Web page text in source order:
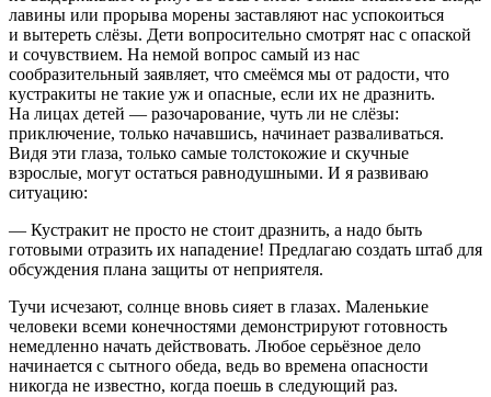
лавины или прорыва морены заставляют нас успокоиться
и вытереть слёзы. Дети вопросительно смотрят нас с опаской
и сочувствием. На немой вопрос самый из нас
сообразительный заявляет, что смеёмся мы от радости, что
кустракиты не такие уж и опасные, если их не дразнить.
На лицах детей — разочарование, чуть ли не слёзы:
приключение, только начавшись, начинает разваливаться.
Видя эти глаза, только самые толстокожие и скучные
взрослые, могут остаться равнодушными. И я развиваю
ситуацию:
— Кустракит не просто не стоит дразнить, а надо быть
готовыми отразить их нападение! Предлагаю создать штаб для
обсуждения плана защиты от неприятеля.
Тучи исчезают, солнце вновь сияет в глазах. Маленькие
человеки всеми конечностями демонстрируют готовность
немедленно начать действовать. Любое серьёзное дело
начинается с сытного обеда, ведь во времена опасности
никогда не известно, когда поешь в следующий раз.